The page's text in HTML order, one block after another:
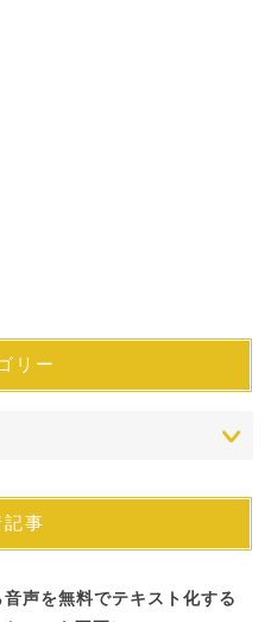
リー
事
声を無料でテキスト化する